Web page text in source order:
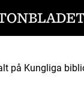
på Kungliga